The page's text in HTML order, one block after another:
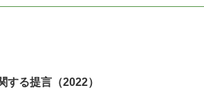
る提言（2022）